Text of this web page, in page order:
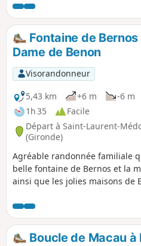
bordure de chemins. Ce
est particulièrement paisible
à saute mouton entre deux
Maynon et le Peybaron. Par sa
il constitue une promenade
grands enfants.
Fontaine de
Dame de Benon
Visorandonneur
5,43 km
+6 m
-6 m
1h 35
Facile
Départ à Saint-Laurent-
(Gironde)
Agréable randonnée familiale
belle fontaine de Bernos et la
ainsi que les jolies maisons de
Boucle de Macau